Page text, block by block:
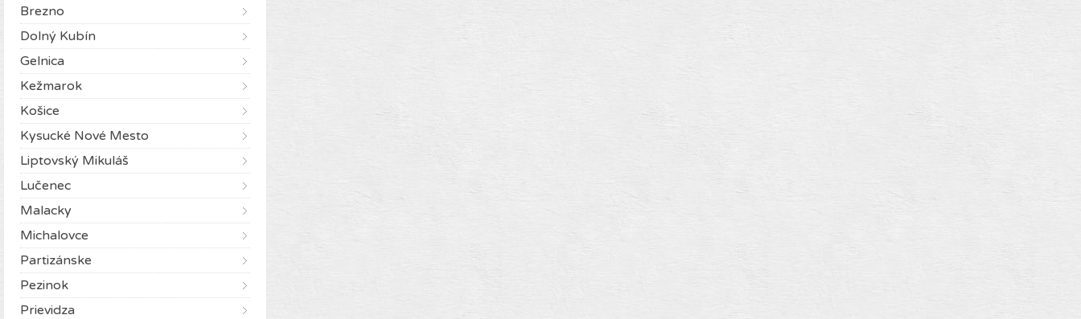
Brezno
Dolný Kubín
Gelnica
Kežmarok
Košice
Kysucké Nové Mesto
Liptovský Mikuláš
Lučenec
Malacky
Michalovce
Partizánske
Pezinok
Prievidza